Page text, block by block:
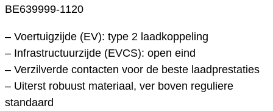
BE639999-1120
– Voertuigzijde (EV): type 2 laadkoppeling
– Infrastructuurzijde (EVCS): open eind
– Verzilverde contacten voor de beste laadprestaties
– Uiterst robuust materiaal, ver boven reguliere
standaard